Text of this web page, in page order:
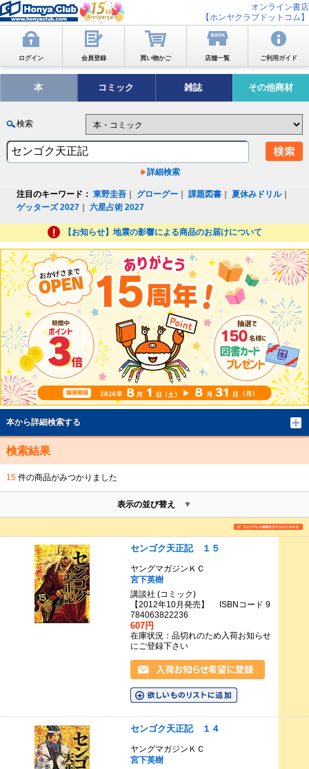
オンライン書店
【ホンヤクラブドットコム】
ログイン 会員登録 買い物かご 店舗一覧 ご利用ガイド
本 コミック 雑誌 その他商材
検索
詳細検索
注目のキーワード： 東野圭吾 グローグー ｜課題図書 ｜夏休みドリル｜
ゲッターズ 2027 ｜六星占術 2027
【お知らせ】地震の影響による商品のお届けについて
本から詳細検索する
検索結果
15件の商品がみつかりました
表示の並び替え
センゴク天正記 １５
ヤングマガジンＫＣ
宮下英樹
講談社 (コミック)
【2012年10月発売】 ISBNコード 9
784063822236
607円
在庫状況：品切れのため入荷お知らせ
にご登録下さい
センゴク天正記 １４
ヤングマガジンＫＣ
宮下英樹